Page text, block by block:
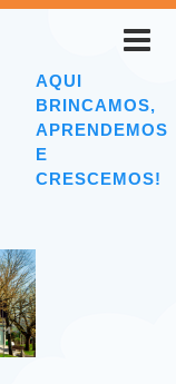
AQUI
BRINCAMOS,
APRENDEMOS
E
CRESCEMOS!